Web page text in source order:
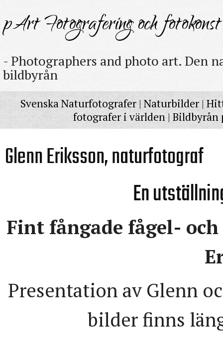
pArt Fotografering och fotokonst
- Photographers and photo art. Den
bildbyrån
Svenska Naturfotografer|Naturbilder|
fotografer i världen|Bildbyrån
Glenn Eriksson, naturfotograf
En
Fint fångade fågel-
Presentation av Glenn
bilder finns